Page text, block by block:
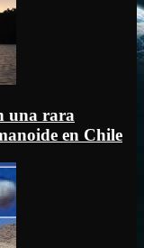
una rara
en Chile